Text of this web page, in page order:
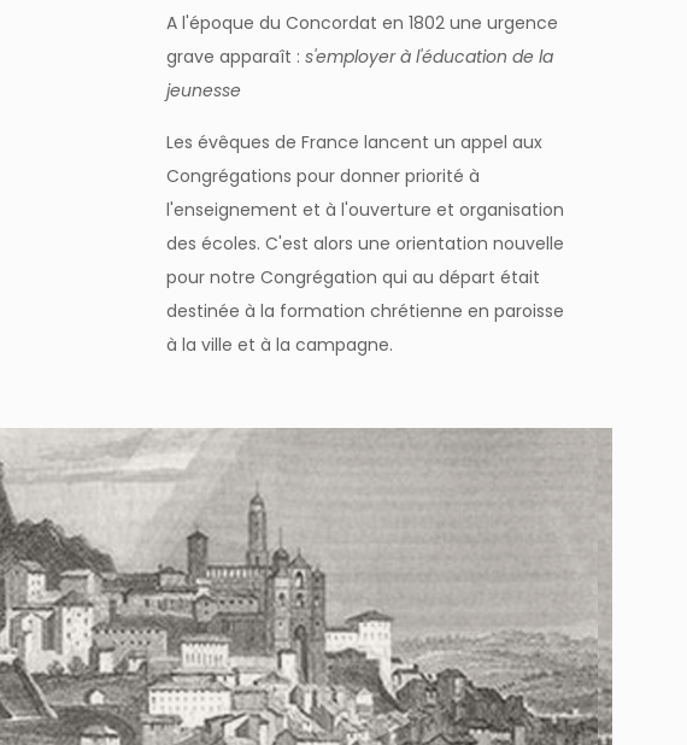
A l'époque du Concordat en 1802 une urgence
grave apparaît : s'employer à l'éducation de la
jeunesse
Les évêques de France lancent un appel aux
Congrégations pour donner priorité à
l'enseignement et à l'ouverture et organisation
des écoles. C'est alors une orientation nouvelle
pour notre Congrégation qui au départ était
destinée à la formation chrétienne en paroisse
à la ville et à la campagne.